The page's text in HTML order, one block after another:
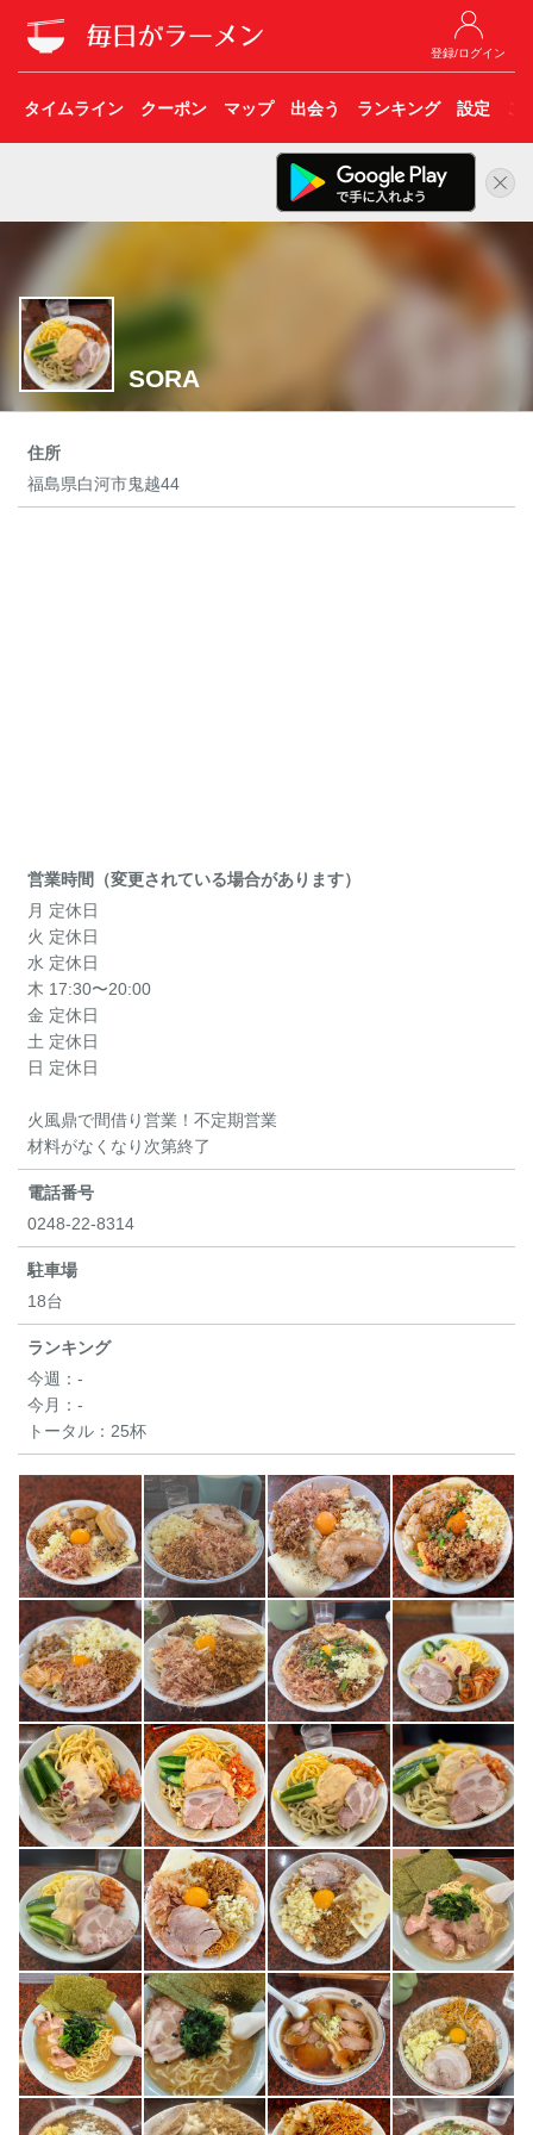
登録/ログイン
タイムライン クーポン マップ 出会う ランキング 設定 こ
SORA
住所
福島県白河市鬼越44
営業時間（変更されている場合があります）
月 定休日
火 定休日
水 定休日
木 17:30〜20:00
金 定休日
土 定休日
日 定休日
火風鼎で間借り営業！不定期営業
材料がなくなり次第終了
電話番号
0248-22-8314
駐車場
18台
ランキング
今週： -
今月： -
トータル： 25杯